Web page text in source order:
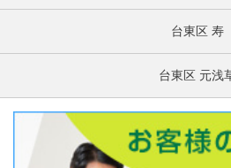
台東区 寿
台東区 元浅